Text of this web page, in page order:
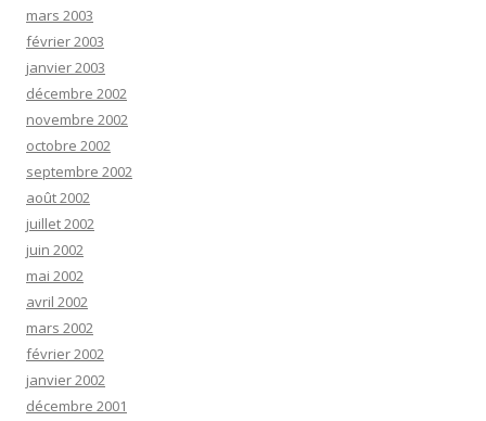
mars 2003
février 2003
janvier 2003
décembre 2002
novembre 2002
octobre 2002
septembre 2002
août 2002
juillet 2002
juin 2002
mai 2002
avril 2002
mars 2002
février 2002
janvier 2002
décembre 2001